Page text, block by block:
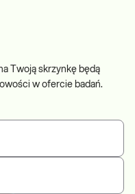
Twoją skrzynkę będą
w ofercie badań.